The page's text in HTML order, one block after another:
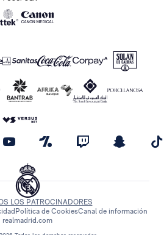
LOS PATROCINADORES
Política de CookiesCanal de información
realmadrid.com